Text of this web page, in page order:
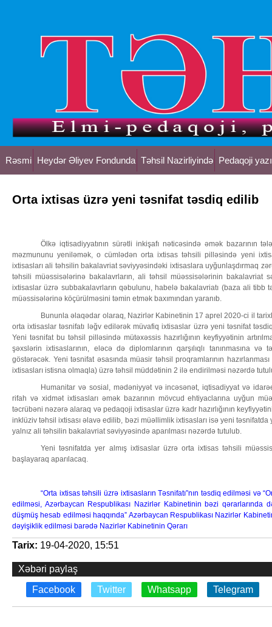
Rəsmi Heydər Əliyev Fondunda Təhsil Nazirliyində Pedaqoji
Orta ixtisas üzrə yeni təsnifat təsdiq edilib
Ölkə iqtisadiyyatının sürətli inkişafı nəticəsində əmək bazarının
məzmununu yeniləmək, o cümlədən orta ixtisas təhsili pilləsində yeni
ixtisasları ali təhsilin bakalavriat səviyyəsindəki ixtisaslara uyğunlaşdırmaq
təhsili müəssisələrinə bakalavrların, ali təhsil müəssisələrinin bakalavriat
ixtisaslar üzrə subbakalavrların qəbulunu, habelə bakalavriatı (baza ali
müəssisələrinə köçürülməsini təmin etmək baxımından yaranıb.
Bununla əlaqədar olaraq, Nazirlər Kabinetinin 17 aprel 2020-ci il
orta ixtisaslar təsnifatı ləğv edilərək müvafiq ixtisaslar üzrə yeni təsnifat
Yeni təsnifat bu təhsil pilləsində mütəxəssis hazırlığının keyfiyyətinin
şəxslərin ixtisaslarının, eləcə də diplomlarının qarşılıqlı tanınmasına
göstərəcək. Yeni təsnifat əsasında müasir təhsil proqramlarının
ixtisasları istisna olmaqla) üzrə təhsil müddətinin 2 ilə endirilməsi nəzərdə
Humanitar və sosial, mədəniyyət və incəsənət, iqtisadiyyat və
rifah və xidmət ixtisasları əmək bazarının mövcud ehtiyaclarına uyğun
təcrübəni nəzərə alaraq və pedaqoji ixtisaslar üzrə kadr hazırlığının
inklüziv təhsil ixtisası əlavə edilib, bəzi müəllimlik ixtisasları isə yeni təsnifatda
yalnız ali təhsilin bakalavriat səviyyəsində aparılması nəzərdə tutulub.
Yeni təsnifatda yer almış ixtisaslar üzrə orta ixtisas təhsili
başlayaraq aparılacaq.
“Orta ixtisas təhsili üzrə ixtisasların Təsnifatı”nın təsdiq edilməsi və
edilməsi, Azərbaycan Respublikası Nazirlər Kabinetinin bəzi qərarlarında
düşmüş hesab edilməsi haqqında” Azərbaycan Respublikası Nazirlər
dəyişiklik edilməsi barədə Nazirlər Kabinetinin Qərarı
Tarix: 19-04-2020, 15:51
Xəbəri paylaş
Facebook
Twitter Whatsapp Telegram